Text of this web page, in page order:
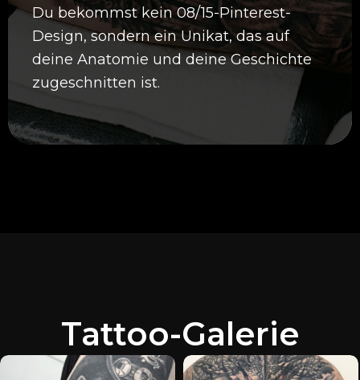
Du bekommst kein 08/15-Pinterest-
Design, sondern ein Unikat, das auf
deine Anatomie und deine Geschichte
zugeschnitten ist.
Tattoo-Galerie